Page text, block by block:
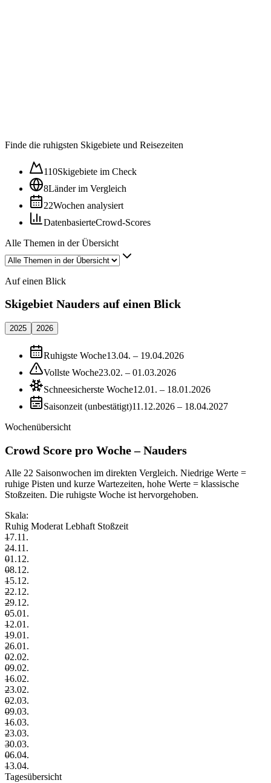
Finde die ruhigsten Skigebiete und Reisezeiten
110Skigebiete im Check
8Länder im Vergleich
22Wochen analysiert
DatenbasierteCrowd-Scores
Alle Themen in der Übersicht
Auf einen Blick
Skigebiet Nauders auf einen Blick
2025 2026
Ruhigste Woche13.04. – 19.04.2026
Vollste Woche23.02. – 01.03.2026
Schneesicherste Woche12.01. – 18.01.2026
Saisonzeit (unbestätigt)11.12.2026 – 18.04.2027
Wochenübersicht
Crowd Score pro Woche – Nauders
Alle 22 Saisonwochen im direkten Vergleich. Niedrige Werte =
ruhige Pisten und kurze Wartezeiten, hohe Werte = klassische
Stoßzeiten. Die ruhigste Woche ist hervorgehoben.
Skala:
Ruhig Moderat Lebhaft Stoßzeit
–
17.11.
–
24.11.
–
01.12.
–
08.12.
–
15.12.
–
22.12.
–
29.12.
–
05.01.
–
12.01.
–
19.01.
–
26.01.
–
02.02.
–
09.02.
–
16.02.
–
23.02.
–
02.03.
–
09.03.
–
16.03.
–
23.03.
–
30.03.
–
06.04.
–
13.04.
Tagesübersicht